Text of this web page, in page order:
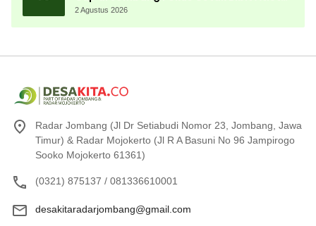
Menembak Berprestasi
2 Agustus 2026
Radar Jombang (Jl Dr Setiabudi Nomor 23, Jombang, Jawa
Timur) & Radar Mojokerto (Jl R A Basuni No 96 Jampirogo
Sooko Mojokerto 61361)
(0321) 875137 / 081336610001
desakitaradarjombang@gmail.com